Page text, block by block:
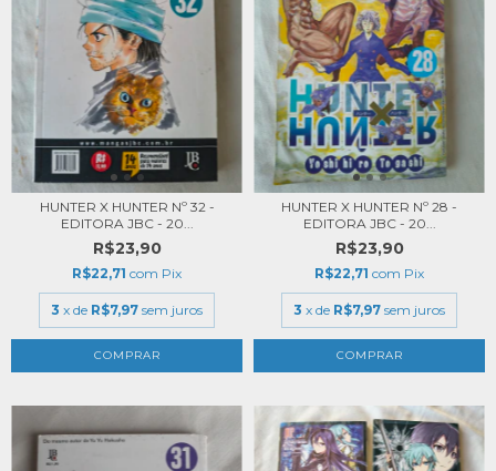
HUNTER X HUNTER Nº 32 -
EDITORA JBC - 20...
R$23,90
R$22,71 com Pix
3 x de R$7,97 sem juros
HUNTER X HUNTER Nº 28 -
EDITORA JBC - 20...
R$23,90
R$22,71 com Pix
3 x de R$7,97 sem juros